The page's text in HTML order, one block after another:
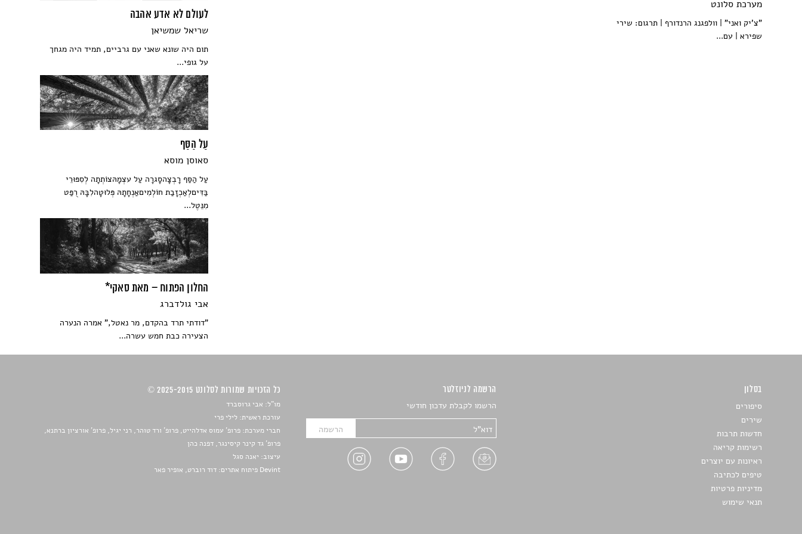
לעולם לא אדע אהבה
שריאל שמשיאן
תום היה שונא שאני עם גרביים, תמיד היה מגחך
על גופי...
עַל הַסַּף
סאוסן מוסא
עַל הַסַּף רָבְצָהסָגרָה עַל עצְמָהּצוֹתְתָה לְסִפּוּרֵי
בַּדִּיםלְאַכְזָבַת חוֹלְמִיםאַנְחָתָהּ פְּלוּטָהלִבָּהּ רֻפַּט
מִנֵּטֶל...
החלון הפתוח – מאת סאקי*
אבי גולדברג
"דודתי תרד בהקדם, מר נאטל," אמרה הנערה
הצעירה כבת חמש עשרה...
מערכת סלונט
"צ'יק ואני" | וולפגנג הרנדורף | תרגום: שירי
שפירא | עם...
בסלון
סיפורים
שירים
חדשות תרבות
רשימות קריאה
ראיונות עם יוצרים
טיפים לכתיבה
מדיניות פרטיות
תנאי שימוש
הרשמה לניוזלטר
הרשמו לקבלת עדכון חודשי
כל הזכויות שמורות לסלונט 2025-2015 ©
מו"ל: אבי גרוסברד
עורכת ראשית: לילי פרי
חברי מערכת: פרופ' עמוס אדלהייט, פרופ' ורד טוהר, רני יגיל, פרופ' אורציון ברתנא,
פרופ' גד קינר קיסינגר, דפנה כהן
עיצוב: יאנה סגל
Devint פיתוח אתרים: דוד רוברט, אופיר פאר